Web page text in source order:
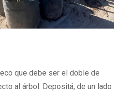
que debe ser el doble de
al árbol. Depositá, de un lado